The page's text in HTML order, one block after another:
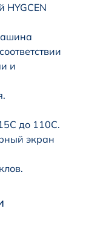
и
до 110C.
экран